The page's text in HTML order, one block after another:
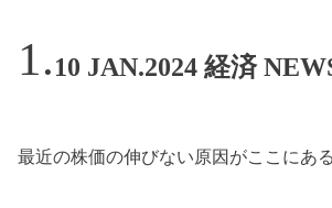
10 JAN.2024 経済
最近の株価の伸びない原因がここにあ